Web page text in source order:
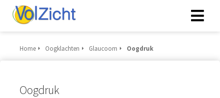
Home Oogklachten Glaucoom Oogdruk
Oogdruk